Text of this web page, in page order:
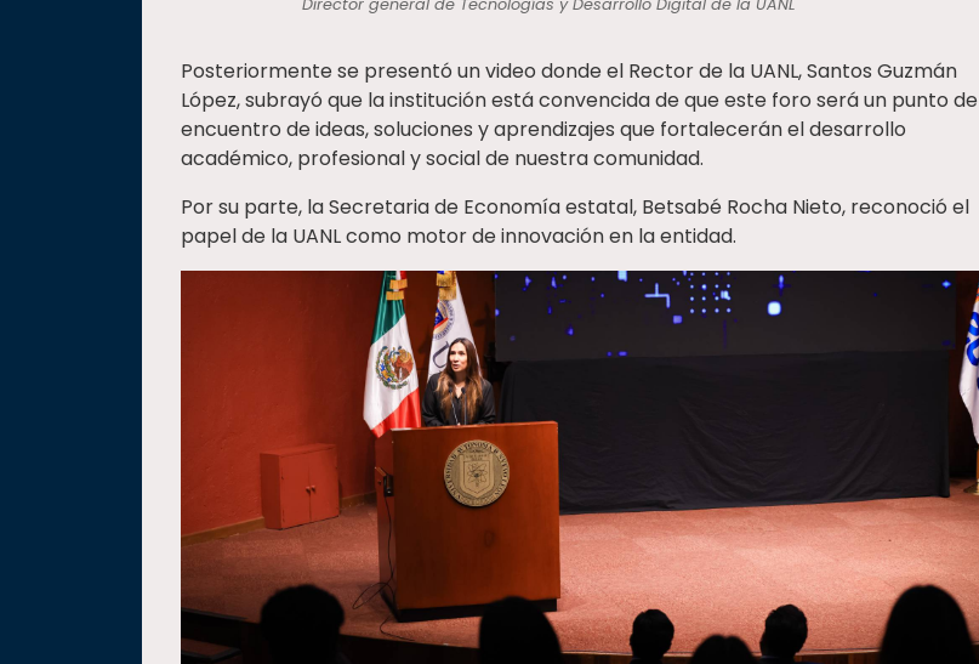
Posteriormente se presentó un video donde el Rector de la UANL, Santos Guzmán
López, subrayó que la institución está convencida de que este foro será un punto de
encuentro de ideas, soluciones y aprendizajes que fortalecerán el desarrollo
académico, profesional y social de nuestra comunidad.
Por su parte, la Secretaria de Economía estatal, Betsabé Rocha Nieto, reconoció el
papel de la UANL como motor de innovación en la entidad.